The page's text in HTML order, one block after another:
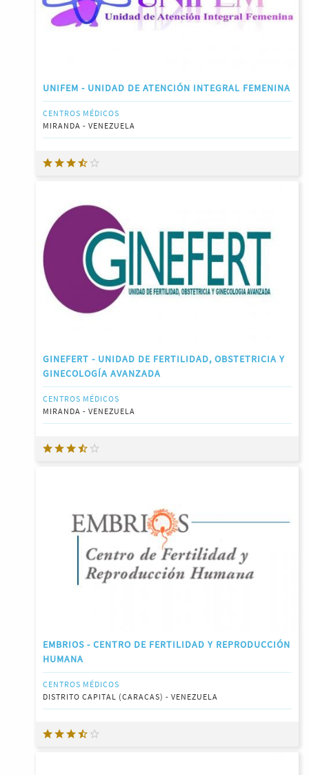
UNIFEM - UNIDAD DE ATENCIÓN INTEGRAL FEMENINA
CENTROS MÉDICOS
MIRANDA - VENEZUELA
GINEFERT - UNIDAD DE FERTILIDAD, OBSTETRICIA Y
GINECOLOGÍA AVANZADA
CENTROS MÉDICOS
MIRANDA - VENEZUELA
EMBRIOS - CENTRO DE FERTILIDAD Y REPRODUCCIÓN
HUMANA
CENTROS MÉDICOS
DISTRITO CAPITAL (CARACAS) - VENEZUELA